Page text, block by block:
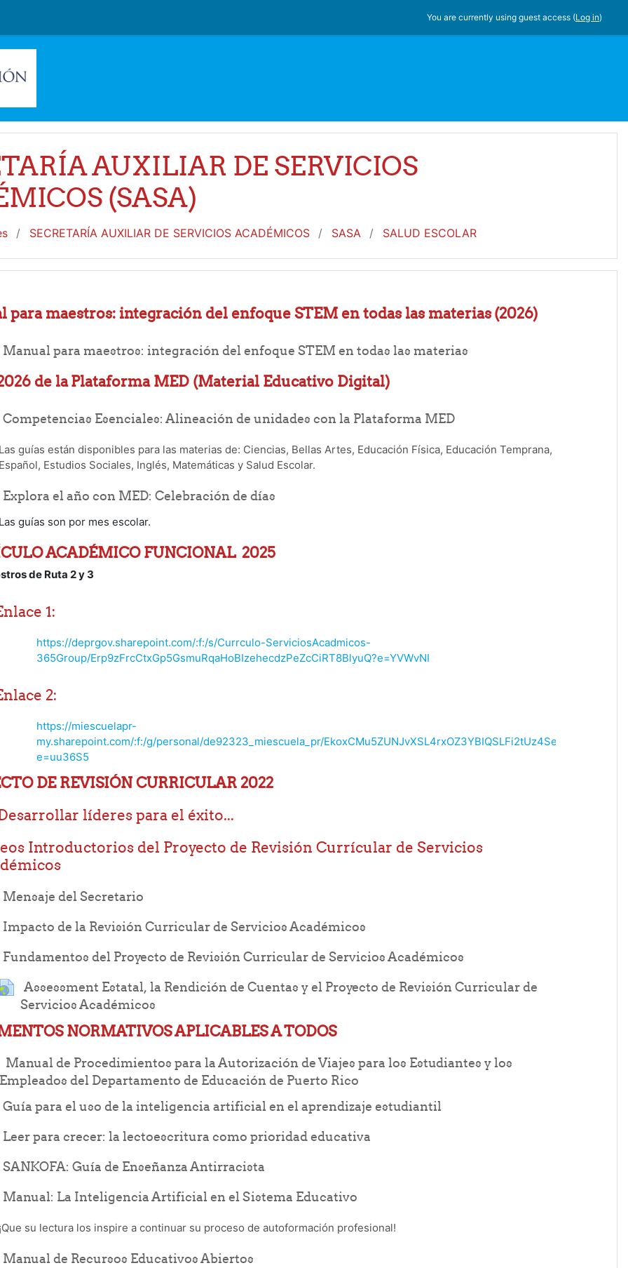
You are currently using guest access (Log in)
AUXILIAR DE SERVICIOS
(SASA)
SECRETARÍA AUXILIAR DE SERVICIOS ACADÉMICOS SASA SALUD ESCOLAR
para maestros: integración del enfoque STEM en todas las materias(2026)
Manual para maestros: integración del enfoque STEM en todas las materias
Folder
de laPlataforma MED (Material Educativo Digital)
Competencias Esenciales: Alineación de unidades con la Plataforma MED
Folder
guías están disponibles para las materias de: Ciencias, Bellas Artes, Educación Física, Educación Temprana,
Estudios Sociales, Inglés, Matemáticas y Salud Escolar.
Explora el año con MED: Celebración de días
Folder
guías son por mes escolar.
ACADÉMICO FUNCIONAL 2025
de Ruta 2 y 3
1:
https://deprgov.sharepoint.com/:f:/s/Currculo-ServiciosAcadmicos-
365Group/Erp9zFrcCtxGp5GsmuRqaHoBIzehecdzPeZcCiRT8BlyuQ?e=YVWvNI
2:
https://miescuelapr-
my.sharepoint.com/:f:/g/personal/de92323_miescuela_pr/EkoxCMu5ZUNJvXSL4rxOZ3YBIQSLFi2tUz4SeGyB8kZSgQ?
e=uu36S5
DE REVISIÓN CURRICULAR 2022
líderes para el éxito...
Introductorios del Proyecto de Revisión Currícular de Servicios
Mensaje del Secretario
URL
Impacto de la Revisión Curricular de Servicios Académicos
URL
Fundamentos del Proyecto de Revisión Curricular de Servicios Académicos
URL
Assessment Estatal, la Rendición de Cuentas y el Proyecto de Revisión Curricular de
Servicios Académicos
URL
NORMATIVOS APLICABLES A TODOS
Manual de Procedimientos para la Autorización de Viajes para los Estudiantes y los
Empleados del Departamento de Educación de Puerto Rico
File
Guía para el uso de la inteligencia artificial en el aprendizaje estudiantil
File
Leer para crecer: la lectoescritura como prioridad educativa
File
SANKOFA: Guía de Enseñanza Antirracista
File
Manual: La Inteligencia Artificial en el Sistema Educativo
File
su lectura los inspire a continuar su proceso de autoformación profesional!
Manual de Recursos Educativos Abiertos
File